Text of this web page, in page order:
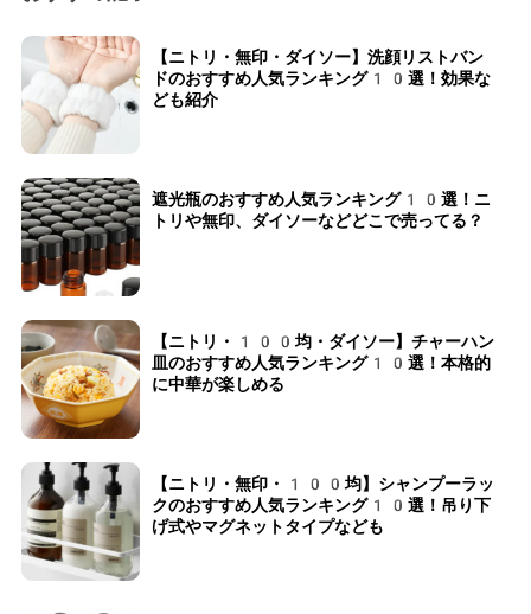
【ニトリ・無印・ダイソー】洗顔リストバン
ドのおすすめ人気ランキング10選！効果な
ども紹介
遮光瓶のおすすめ人気ランキング10選！ニ
トリや無印、ダイソーなどどこで売ってる？
【ニトリ・100均・ダイソー】チャーハン
皿のおすすめ人気ランキング10選！本格的
に中華が楽しめる
【ニトリ・無印・100均】シャンプーラッ
クのおすすめ人気ランキング10選！吊り下
げ式やマグネットタイプなども